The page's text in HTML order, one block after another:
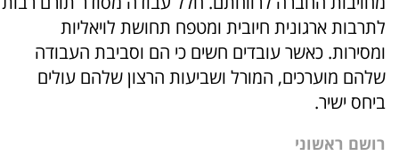
לתרבות ארגונית חיובית ומטפח תחושת לויאליות
ומסירות. כאשר עובדים חשים כי הם וסביבת העבודה
שלהם מוערכים, המורל ושביעות הרצון שלהם עולים
ביחס ישיר.
רושם ראשוני